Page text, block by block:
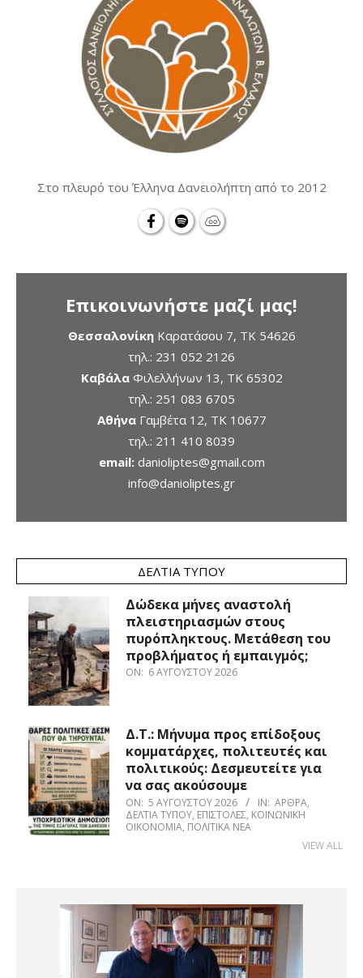
Στο πλευρό του Έλληνα Δανειολήπτη από το 2012
Επικοινωνήστε μαζί μας!
ΘεσσαλονίκηΚαρατάσου 7, TK 54626
τηλ.: 231 052 2126
ΚαβάλαΦιλελλήνων 13, ΤΚ 65302
τηλ.: 251 083 6705
ΑθήναΓαμβέτα 12, ΤΚ 10677
τηλ.: 211 410 8039
email: danioliptes@gmail.com
info@danioliptes.gr
ΔΕΛΤΊΑ ΤΎΠΟΥ
Δώδεκα μήνες αναστολή
πλειστηριασμών στους
πυρόπληκτους. Μετάθεση του
προβλήματος ή εμπαιγμός;
ON: 6 ΑΥΓΟΎΣΤΟΥ 2026
Δ.Τ.: Μήνυμα προς επίδοξους
κομματάρχες, πολιτευτές και
πολιτικούς: Δεσμευτείτε για
να σας ακούσουμε
ON: 5 ΑΥΓΟΎΣΤΟΥ 2026 IN: ΆΡΘΡΑ,
ΔΕΛΤΊΑ ΤΎΠΟΥ, ΕΠΙΣΤΟΛΈΣ, ΚΟΙΝΩΝΙΚΉ
ΟΙΚΟΝΟΜΊΑ, ΠΟΛΙΤΙΚΆ ΝΈΑ
VIEW ALL